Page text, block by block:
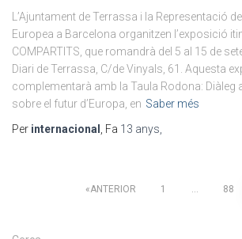
L’Ajuntament de Terrassa i la Representació
Europea a Barcelona organitzen l’exposició
COMPARTITS, que romandrà del 5 al 15 de
Diari de Terrassa, C/de Vinyals, 61. Aquesta
complementarà amb la Taula Rodona: Diàleg
sobre el futur d’Europa, en Saber més
Per internacional , Fa 13 anys
Paginació
de
ANTERIOR 1 88
C